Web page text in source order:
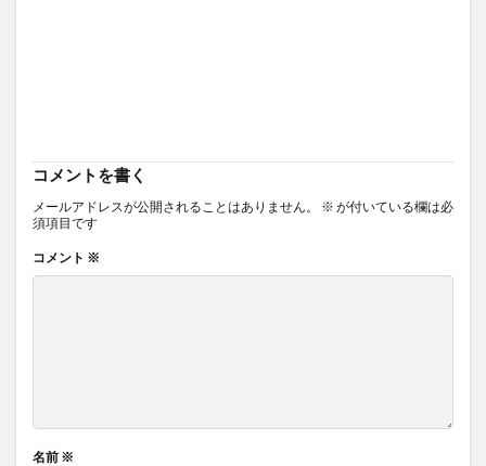
コメントを書く
メールアドレスが公開されることはありません。 ※ が付いている欄は必
須項目です
コメント ※
名前 ※